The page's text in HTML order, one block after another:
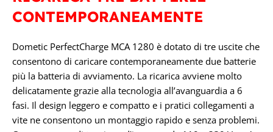
CONTEMPORANEAMENTE
Dometic PerfectCharge MCA 1280 è dotato di tre uscite che
consentono di caricare contemporaneamente due batterie
più la batteria di avviamento. La ricarica avviene molto
delicatamente grazie alla tecnologia all’avanguardia a 6
fasi. Il design leggero e compatto e i pratici collegamenti a
vite ne consentono un montaggio rapido e senza problemi.